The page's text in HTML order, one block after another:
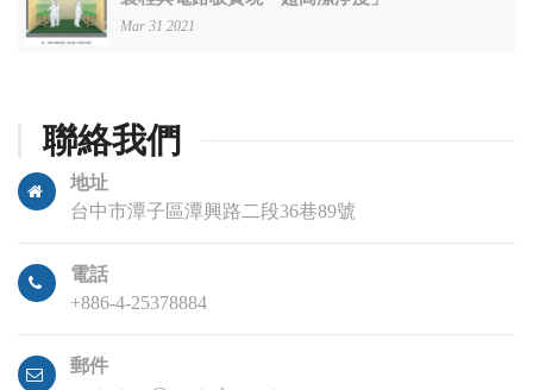
Mar 31 2021
聯絡我們
地址
台中市潭子區潭興路二段36巷89號
電話
+886-4-25378884
郵件